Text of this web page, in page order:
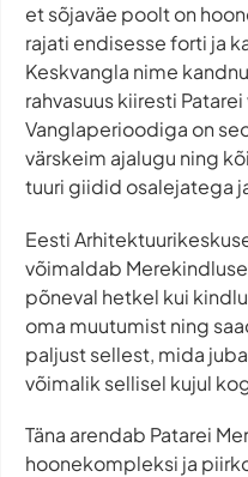
et sõjaväe poolt on
rajati endisesse forti ja
Keskvangla nime
rahvasuus kiiresti
Vanglaperioodiga on
värskeim ajalugu ning
tuuri giidid osalejatega
Eesti
võimaldab
põneval hetkel kui
oma muutumist ning
paljust sellest, mida
võimalik sellisel kujul
Täna arendab Patarei
hoonekompleksi ja